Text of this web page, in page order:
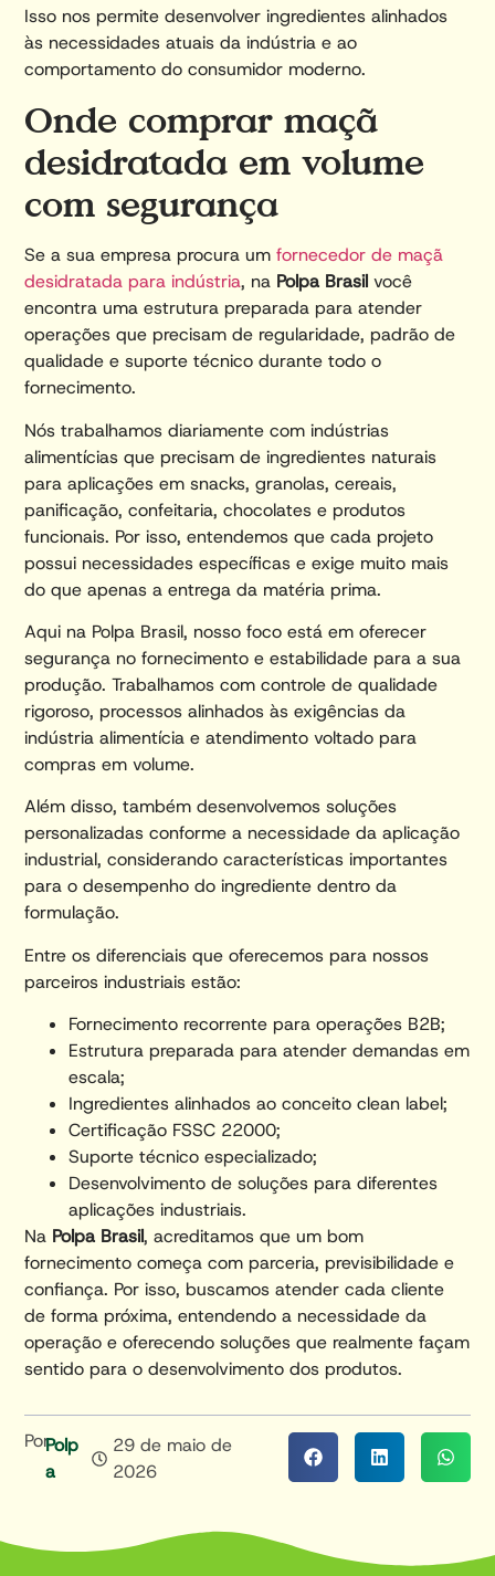
Isso nos permite desenvolver ingredientes alinhados
às necessidades atuais da indústria e ao
comportamento do consumidor moderno.
Onde comprar maçã
desidratada em volume
com segurança
Se a sua empresa procura umfornecedor de maçã
desidratada para indústria, na Polpa Brasil você
encontra uma estrutura preparada para atender
operações que precisam de regularidade, padrão de
qualidade e suporte técnico durante todo o
fornecimento.
Nós trabalhamos diariamente com indústrias
alimentícias que precisam de ingredientes naturais
para aplicações em snacks, granolas, cereais,
panificação, confeitaria, chocolates e produtos
funcionais. Por isso, entendemos que cada projeto
possui necessidades específicas e exige muito mais
do que apenas a entrega da matéria prima.
Aqui na Polpa Brasil, nosso foco está em oferecer
segurança no fornecimento e estabilidade para a sua
produção. Trabalhamos com controle de qualidade
rigoroso, processos alinhados às exigências da
indústria alimentícia e atendimento voltado para
compras em volume.
Além disso, também desenvolvemos soluções
personalizadas conforme a necessidade da aplicação
industrial, considerando características importantes
para o desempenho do ingrediente dentro da
formulação.
Entre os diferenciais que oferecemos para nossos
parceiros industriais estão:
Fornecimento recorrente para operações B2B;
Estrutura preparada para atender demandas em
escala;
Ingredientes alinhados ao conceito clean label;
Certificação FSSC 22000;
Suporte técnico especializado;
Desenvolvimento de soluções para diferentes
aplicações industriais.
Na Polpa Brasil, acreditamos que um bom
fornecimento começa com parceria, previsibilidade e
confiança. Por isso, buscamos atender cada cliente
de forma próxima, entendendo a necessidade da
operação e oferecendo soluções que realmente façam
sentido para o desenvolvimento dos produtos.
PorPolp
A
29 de maio de
2026